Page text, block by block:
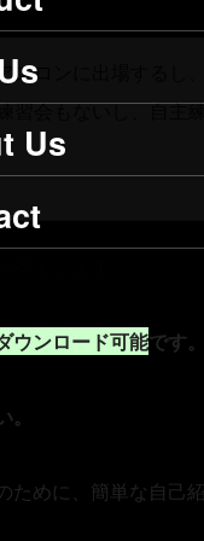
Us
スロンに出場するし
練習会もないし、自
えします！
ウンロード可能です。
めに、簡単な自己